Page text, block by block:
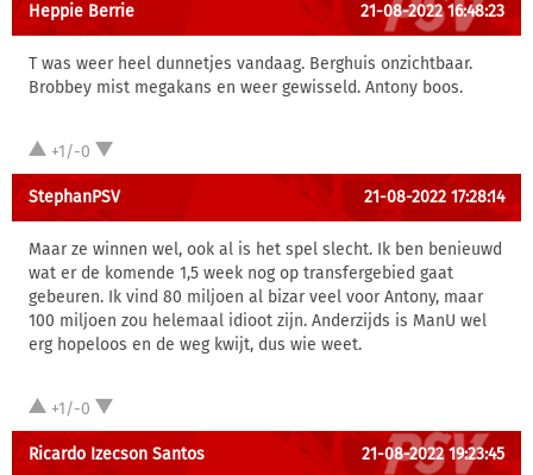
Heppie Berrie 21-08-2022 16:48:23
T was weer heel dunnetjes vandaag. Berghuis onzichtbaar.
Brobbey mist megakans en weer gewisseld. Antony boos.
+1/-0
StephanPSV 21-08-2022 17:28:14
Maar ze winnen wel, ook al is het spel slecht. Ik ben benieuwd
wat er de komende 1,5 week nog op transfergebied gaat
gebeuren. Ik vind 80 miljoen al bizar veel voor Antony, maar
100 miljoen zou helemaal idioot zijn. Anderzijds is ManU wel
erg hopeloos en de weg kwijt, dus wie weet.
+1/-0
Ricardo Izecson Santos 21-08-2022 19:23:45